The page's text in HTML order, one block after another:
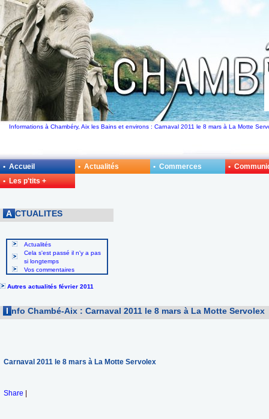
Informations à Chambéry, Aix les Bains et environs : Carnaval 2011 le 8 mars à La Motte
A CTUALITES
Actualités
Cela s'est passé il n'y a pas
si longtemps
Vos commentaires
Autres actualités février 2011
I nfo Chambé-Aix : Carnaval 2011 le 8 mars à La Motte Servolex
Carnaval 2011 le 8 mars à La Motte Servolex
Share
• Accueil • Actualités • Commerces
•
• Les p'tits +